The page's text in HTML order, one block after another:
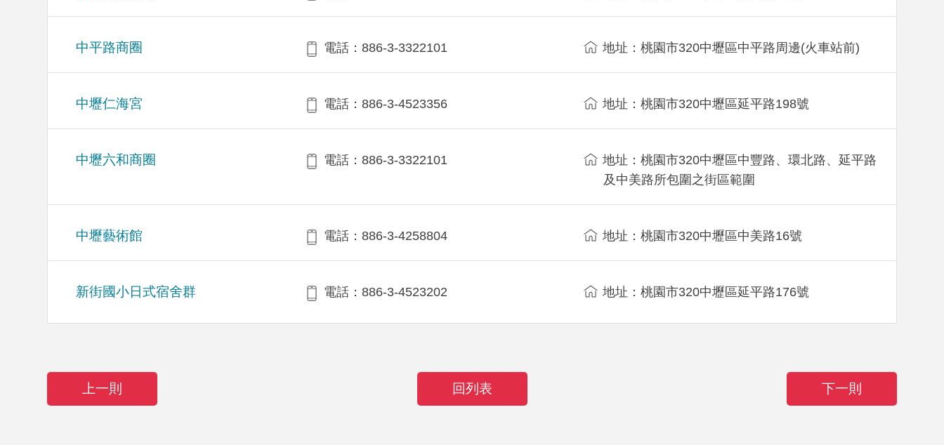
中平路商圈 電話：886-3-3322101 地址：桃園市320中壢區中平路周邊(火車站前)
中壢仁海宮 電話：886-3-4523356 地址：桃園市320中壢區延平路198號
中壢六和商圈 電話：886-3-3322101
地址：桃園市320中壢區中豐路、環北路、延平路
及中美路所包圍之街區範圍
中壢藝術館 電話：886-3-4258804 地址：桃園市320中壢區中美路16號
新街國小日式宿舍群 電話：886-3-4523202 地址：桃園市320中壢區延平路176號
上一則 回列表 下一則